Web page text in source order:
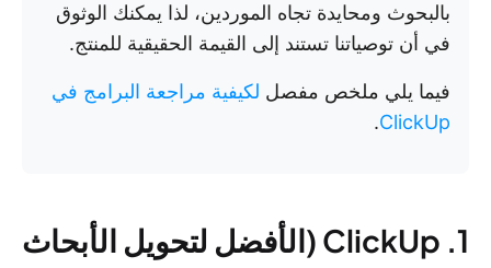
بالبحوث ومحايدة تجاه الموردين، لذا يمكنك الوثوق
في أن توصياتنا تستند إلى القيمة الحقيقية للمنتج.
فيما يلي ملخص مفصل لكيفية مراجعة البرامج في
ClickUp
.
1. ClickUp (الأفضل لتحويل الأبحاث